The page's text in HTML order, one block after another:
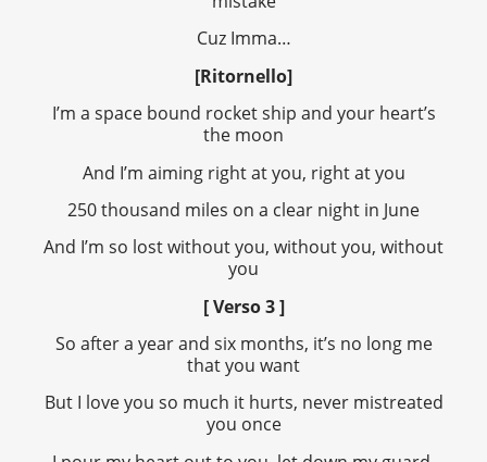
Cuz Imma…
[Ritornello]
I’m a space bound rocket ship and your heart’s
the moon
And I’m aiming right at you, right at you
250 thousand miles on a clear night in June
And I’m so lost without you, without you, without
you
[ Verso 3 ]
So after a year and six months, it’s no long me
that you want
But I love you so much it hurts, never mistreated
you once